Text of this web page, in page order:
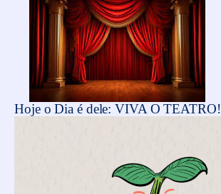
Hoje o Dia é dele: VIVA O TEATRO!